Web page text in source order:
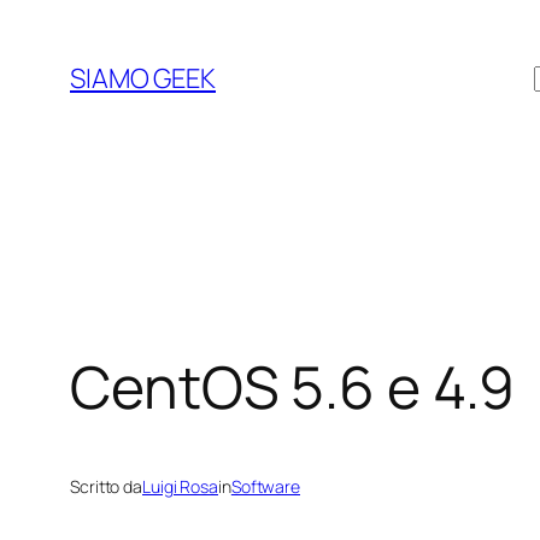
contenuto
SIAMO GEEK
CentOS 5.6 e 4.9
Scritto daLuigi RosainSoftware